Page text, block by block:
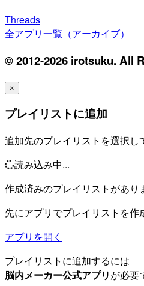
Threads
全アプリ一覧（アーカイブ）
© 2012-2026 irotsuku. All
×
プレイリストに追加
追加先のプレイリストを選択し
読み込み中...
作成済みのプレイリストがあり
先にアプリでプレイリストを作
アプリを開く
プレイリストに追加するには
脳内メーカー公式アプリが必要